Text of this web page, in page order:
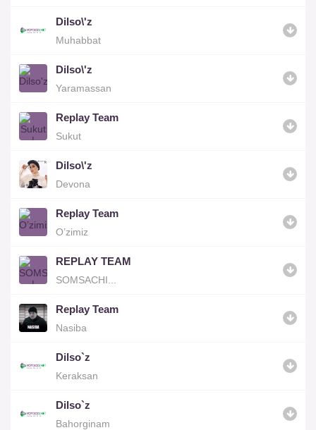
Dilso\'z
Muhabbat
Dilso\'z
Yaramassan
Replay Team
Sukut
Dilso\'z
Devona
Replay Team
O’zimiz
REPLAY TEAM
SOMSACHI...
Replay Team
Nasiba
Dilso`z
Keraksan
Dilso`z
Bahorginam